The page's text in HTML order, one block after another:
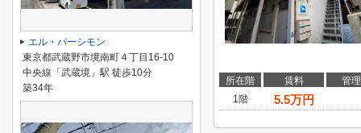
所在階 賃料
管
1階
5.5万円
エル・パーシモン
東京都武蔵野市境南町４丁目16-10
中央線「武蔵境」駅 徒歩10分
築34年